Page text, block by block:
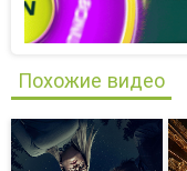
Похожие видео